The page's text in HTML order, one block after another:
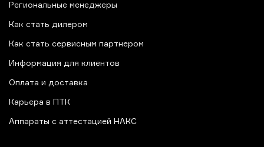
Региональные менеджеры
Как стать дилером
Как стать сервисным партнером
Информация для клиентов
Оплата и доставка
Карьера в ПТК
Аппараты с аттестацией НАКС